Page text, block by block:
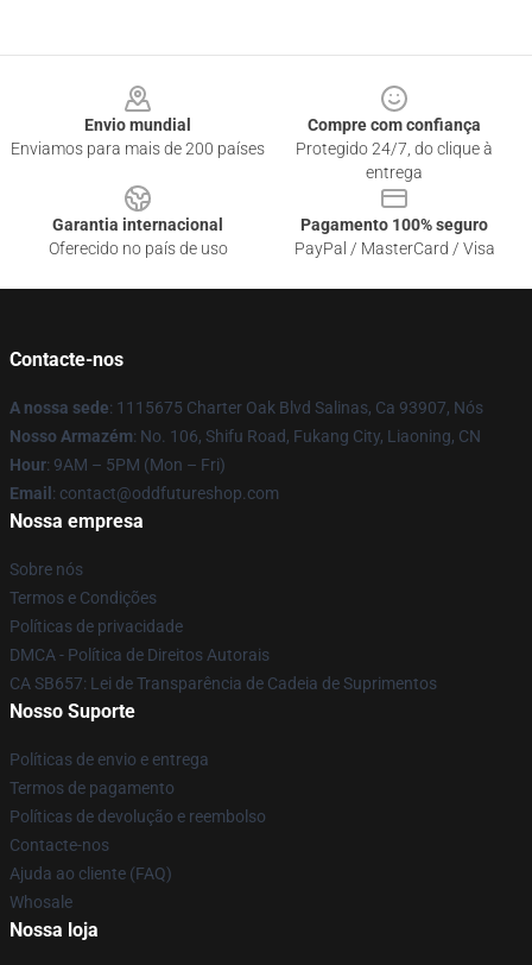
Envio mundial
Enviamos para mais de 200 países
Compre com confiança
Protegido 24/7, do clique à
entrega
Garantia internacional
Oferecido no país de uso
Pagamento 100% seguro
PayPal / MasterCard / Visa
Contacte-nos
A nossa sede: 1115675 Charter Oak Blvd Salinas, Ca 93907, Nós
Nosso Armazém: No. 106, Shifu Road, Fukang City, Liaoning, CN
Hour: 9AM – 5PM (Mon – Fri)
Email : contact@oddfutureshop.com
Nossa empresa
Sobre nós
Termos e Condições
Políticas de privacidade
DMCA - Política de Direitos Autorais
CA SB657: Lei de Transparência de Cadeia de Suprimentos
Nosso Suporte
Políticas de envio e entrega
Termos de pagamento
Políticas de devolução e reembolso
Contacte-nos
Ajuda ao cliente (FAQ)
Whosale
Nossa loja